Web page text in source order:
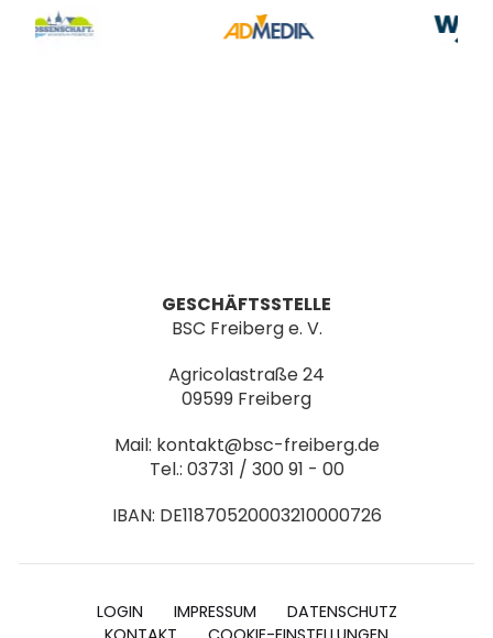
GESCHÄFTSSTELLE
BSC Freiberg e. V.
Agricolastraße 24
09599 Freiberg
Mail: kontakt@bsc-freiberg.de
Tel.: 03731 / 300 91 - 00
IBAN: DE11870520003210000726
LOGIN IMPRESSUM
DATENSCHUTZ